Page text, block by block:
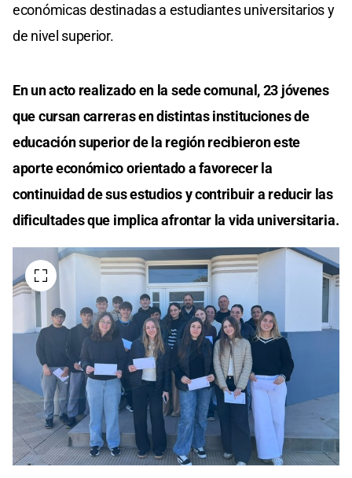
económicas destinadas a estudiantes universitarios y
de nivel superior.
En un acto realizado en la sede comunal, 23 jóvenes
que cursan carreras en distintas instituciones de
educación superior de la región recibieron este
aporte económico orientado a favorecer la
continuidad de sus estudios y contribuir a reducir las
dificultades que implica afrontar la vida universitaria.